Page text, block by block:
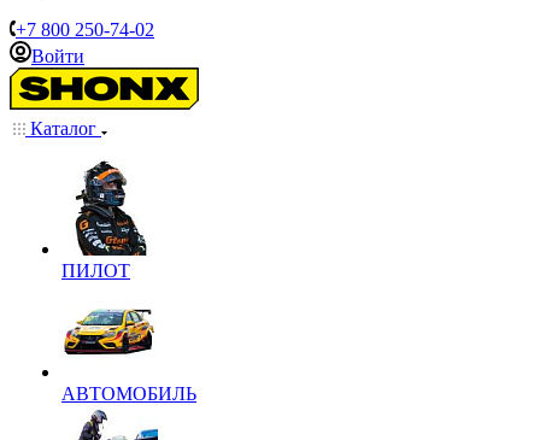
+7 800 250-74-02
Войти
Каталог
ПИЛОТ
АВТОМОБИЛЬ